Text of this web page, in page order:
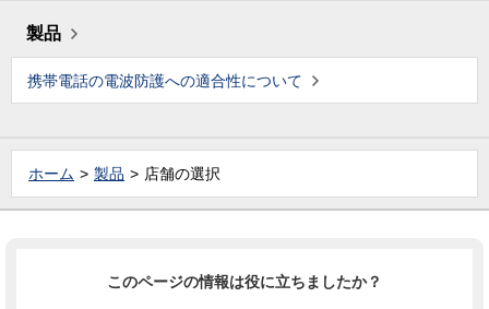
製品
携帯電話の電波防護への適合性について
ホーム 製品 店舗の選択
このページの情報は役に立ちましたか？